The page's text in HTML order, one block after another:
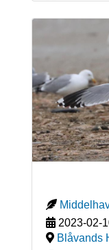
2023-02-
Blåvands